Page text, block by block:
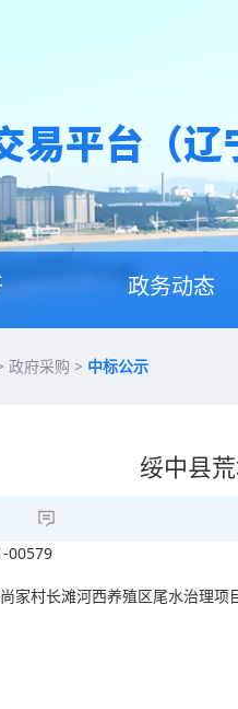
政务动态
政府采购 > 中标公示
绥中县
00579
家村长滩河西养殖区尾水治理项